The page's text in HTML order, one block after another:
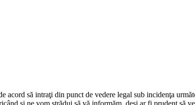
să intraţi din punct de vedere legal sub incidenţa
şi ne vom strădui să vă informăm, deşi ar fi prudent să